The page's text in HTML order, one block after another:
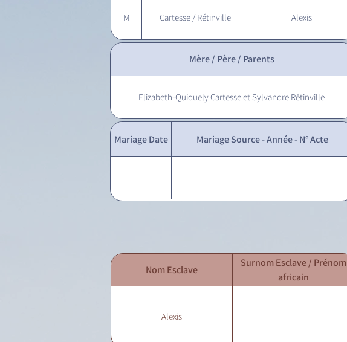
M Cartesse / Rétinville Alexis
Mère / Père / Parents
Elizabeth-Quiquely Cartesse et Sylvandre Rétinville
Mariage Date Mariage Source - Année - N° Acte
Nom Esclave
Surnom Esclave / Prénom
africain
Alexis